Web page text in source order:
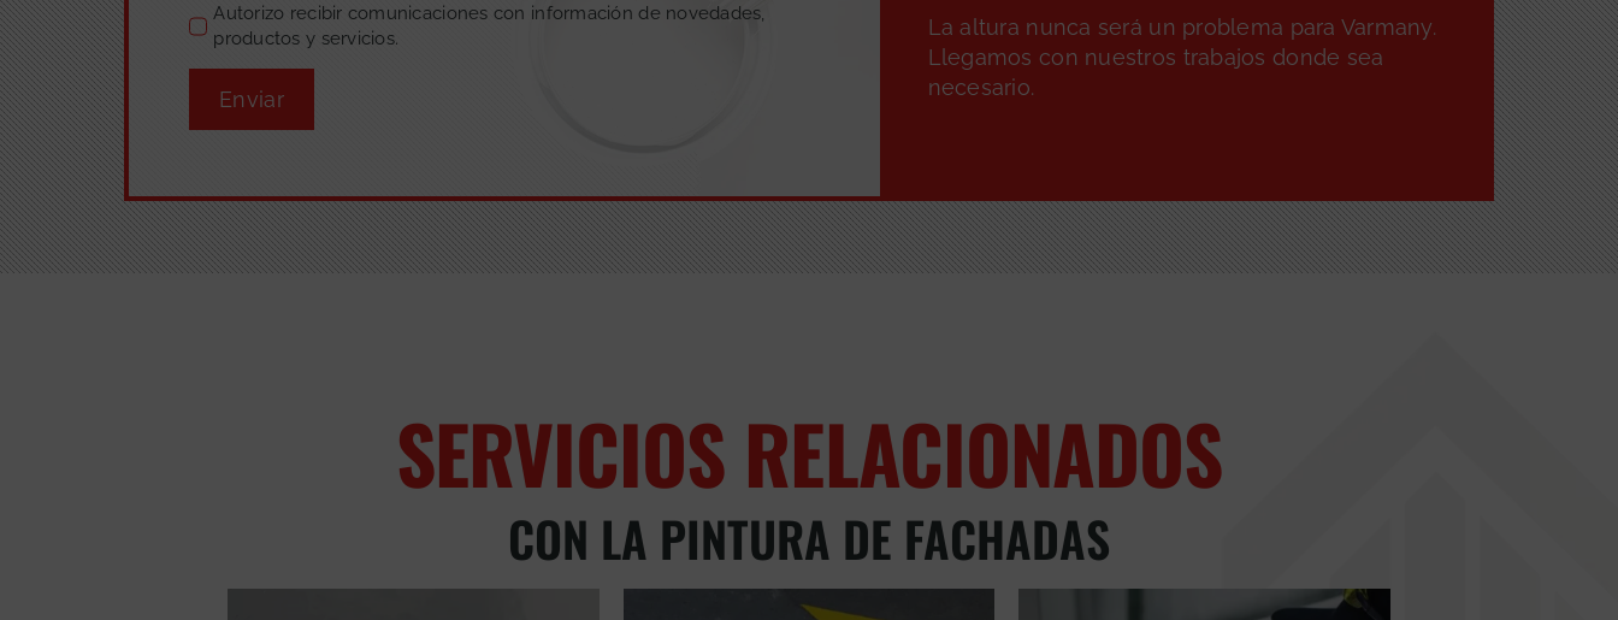
Autorizo recibir comunicaciones con información de novedades,
productos y servicios.
Enviar
La altura nunca será un problema para Varmany.
Llegamos con nuestros trabajos donde sea
necesario.
SERVICIOS RELACIONADOS
CON LA PINTURA DE FACHADAS